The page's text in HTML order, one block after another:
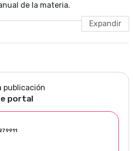
de la materia.
publicación
portal